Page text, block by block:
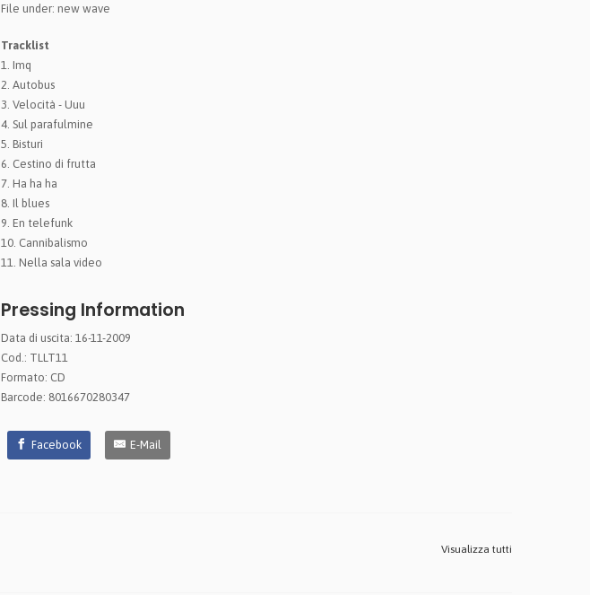
File under: new wave
Tracklist
1. Imq
2. Autobus
3. Velocità - Uuu
4. Sul parafulmine
5. Bisturi
6. Cestino di frutta
7. Ha ha ha
8. Il blues
9. En telefunk
10. Cannibalismo
11. Nella sala video
Pressing Information
Data di uscita: 16-11-2009
Cod.: TLLT11
Formato: CD
Barcode: 8016670280347
Facebook E-Mail
Visualizza tutti